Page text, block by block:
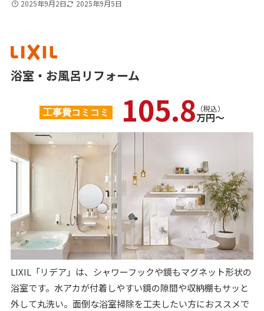
2025年9月2日 2025年9月5日
浴室・お風呂リフォーム
工事費コミコミ 105.8 （税込）
万円〜
LIXIL「リデア」は、シャワーフックや鏡もマグネット形状の
浴室です。水アカが付着しやすい鏡の隙間や収納棚もサッと
外して丸洗い。面倒な浴室掃除を工夫したい方におススメで